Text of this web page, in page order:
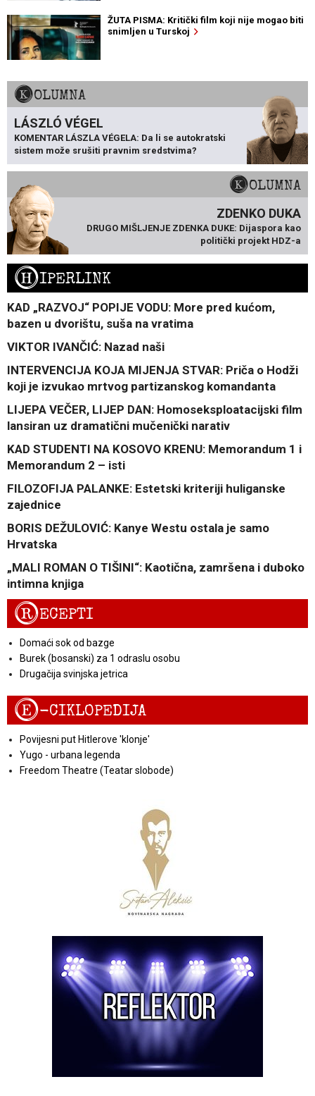
ŽUTA PISMA: Kritički film koji nije mogao biti
snimljen u Turskoj
KOLUMNA
LÁSZLÓ VÉGEL
KOMENTAR LÁSZLA VÉGELA: Da li se autokratski
sistem može srušiti pravnim sredstvima?
KOLUMNA
ZDENKO DUKA
DRUGO MIŠLJENJE ZDENKA DUKE: Dijaspora kao
politički projekt HDZ-a
HIPERLINK
KAD „RAZVOJ“ POPIJE VODU: More pred kućom,
bazen u dvorištu, suša na vratima
VIKTOR IVANČIĆ: Nazad naši
INTERVENCIJA KOJA MIJENJA STVAR: Priča o Hodži
koji je izvukao mrtvog partizanskog komandanta
LIJEPA VEČER, LIJEP DAN: Homoseksploatacijski film
lansiran uz dramatični mučenički narativ
KAD STUDENTI NA KOSOVO KRENU: Memorandum 1 i
Memorandum 2 – isti
FILOZOFIJA PALANKE: Estetski kriteriji huliganske
zajednice
BORIS DEŽULOVIĆ: Kanye Westu ostala je samo
Hrvatska
„MALI ROMAN O TIŠINI“: Kaotična, zamršena i duboko
intimna knjiga
RECEPTI
Domaći sok od bazge
Burek (bosanski) za 1 odraslu osobu
Drugačija svinjska jetrica
E-CIKLOPEDIJA
Povijesni put Hitlerove 'klonje'
Yugo - urbana legenda
Freedom Theatre (Teatar slobode)